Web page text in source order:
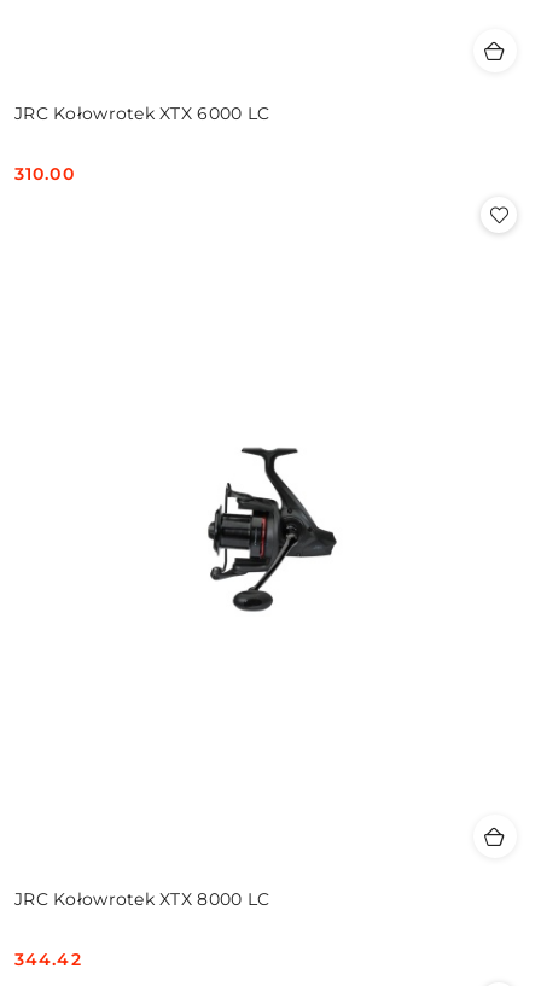
JRC Kołowrotek XTX 6000 LC
Cena:
310.00
JRC Kołowrotek XTX 8000 LC
Cena:
344.42